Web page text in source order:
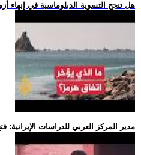
.. هل تنجح التسوية الدبلوماسية في إنهاء
.. مدير المركز العربي للدراسات